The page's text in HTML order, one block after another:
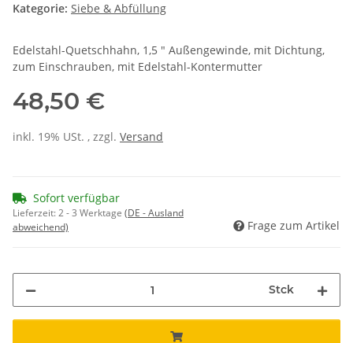
Kategorie: Siebe & Abfüllung
Edelstahl-Quetschhahn, 1,5 " Außengewinde, mit Dichtung,
zum Einschrauben, mit Edelstahl-Kontermutter
48,50 €
inkl. 19% USt. , zzgl. Versand
Sofort verfügbar
Lieferzeit:2 - 3 Werktage (DE - Ausland
abweichend)
Frage zum Artikel
Stck